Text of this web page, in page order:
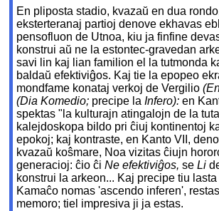
En pliposta stadio, kvazaŭ en dua
eksterteranaj partioj denove ekhavas
pensofluon de Utnoa, kiu ja finfine
konstrui aŭ ne la estontec-gravedan
savi lin kaj lian familion el la tutmonda
baldaŭ efektiviĝos. Kaj tie la epopeo
mondfame konataj verkoj de Vergilio
(Dia Komedio; precipe laInfero):en
spektas "la kulturajn atingalojn de la
kalejdoskopa bildo pri ĉiuj kontinentoj
epokoj; kaj kontraste, en Kanto VII,
kvazaŭ koŝmare, Noa vizitas ĉiujn
generacioj: ĉio ĉiNe efektiviĝos,seLi
konstrui la arkeon... Kaj precipe tiu
Kamaĉo nomas 'ascendo inferen',
memoro; tiel impresiva ji ja estas.